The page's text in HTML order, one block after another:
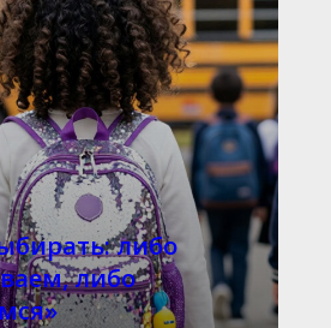
либо
либо